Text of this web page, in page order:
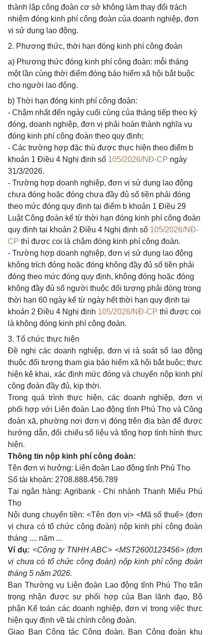
thành lập công đoàn cơ sở không làm thay đổi trách
nhiệm đóng kinh phí công đoàn của doanh nghiệp, đơn
vị sử dụng lao động.
2. Phương thức, thời hạn đóng kinh phí công đoàn
a) Phương thức đóng kinh phí công đoàn: mỗi tháng
một lần cùng thời điểm đóng bảo hiểm xã hội bắt buộc
cho người lao động.
b) Thời hạn đóng kinh phí công đoàn:
- Chậm nhất đến ngày cuối cùng của tháng tiếp theo kỳ
đóng, doanh nghiệp, đơn vị phải hoàn thành nghĩa vụ
đóng kinh phí công đoàn theo quy định;
- Các trường hợp đặc thù được thực hiện theo điểm b
khoản 1 Điều 4 Nghị định số 105/2026/NĐ-CP ngày
31/3/2026.
- Trường hợp doanh nghiệp, đơn vị sử dụng lao động
chưa đóng hoặc đóng chưa đầy đủ số tiền phải đóng
theo mức đóng quy định tại điểm b khoản 1 Điều 29
Luật Công đoàn kể từ thời hạn đóng kinh phí công đoàn
quy định tại khoản 2 Điều 4 Nghị định số 105/2026/NĐ-
CP thì được coi là chậm đóng kinh phí công đoàn.
- Trường hợp doanh nghiệp, đơn vị sử dụng lao động
không trích đóng hoặc đóng không đầy đủ số tiền phải
đóng theo mức đóng quy định, không đóng hoặc đóng
không đầy đủ số người thuộc đối tượng phải đóng trong
thời hạn 60 ngày kể từ ngày hết thời hạn quy định tại
khoản 2 Điều 4 Nghị định 105/2026/NĐ-CP thì được coi
là không đóng kinh phí công đoàn.
3. Tổ chức thực hiện
Đề nghị các doanh nghiệp, đơn vị rà soát số lao động
thuộc đối tượng tham gia bảo hiểm xã hội bắt buộc; thực
hiện kê khai, xác định mức đóng và chuyển nộp kinh phí
công đoàn đầy đủ, kịp thời.
Trong quá trình thực hiện, các doanh nghiệp, đơn vị
phối hợp với Liên đoàn Lao động tỉnh Phú Thọ và Công
đoàn xã, phường nơi đơn vị đóng trên địa bàn để được
hướng dẫn, đối chiếu số liệu và tổng hợp tình hình thực
hiện.
Thông tin nộp kinh phí công đoàn:
Tên đơn vị hưởng: Liên đoàn Lao động tỉnh Phú Thọ
Số tài khoản: 2708.888.456.789
Tại ngân hàng: Agribank - Chi nhánh Thanh Miếu Phú
Thọ
Nội dung chuyển tiền: <Tên đơn vị> <Mã số thuế> (đơn
vị chưa có tổ chức công đoàn) nộp kinh phí công đoàn
tháng .... năm ...
Ví dụ: <Công ty TNHH ABC> <MST2600123456> (đơn
vị chưa có tổ chức công đoàn) nộp kinh phí công đoàn
tháng 5 năm 2026.
Ban Thường vụ Liên đoàn Lao động tỉnh Phú Thọ trân
trọng nhận được sự phối hợp của Ban lãnh đạo, Bộ
phận Kế toán các doanh nghiệp, đơn vị trong việc thực
hiện quy định về tài chính công đoàn.
Giao Ban Công tác Công đoàn, Ban Công đoàn khu